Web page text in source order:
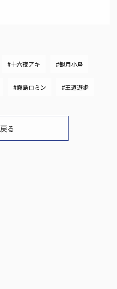
#十六夜アキ #観月小鳥
#霧島ロミン #王道遊歩
戻る